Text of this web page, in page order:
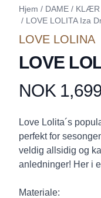
Hjem / DAME / KLÆR
/ LOVE LOLITA Iza
LOVE LOLINA
LOVE
Produktdetaljer
NOK
Description
Love Lolita´s
perfekt for
veldig allsidig og
anledninger! Her i
Materiale: